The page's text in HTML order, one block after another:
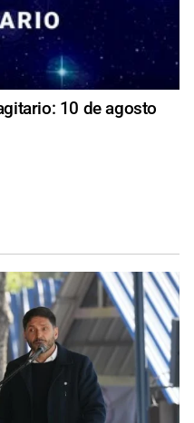
10 de agosto